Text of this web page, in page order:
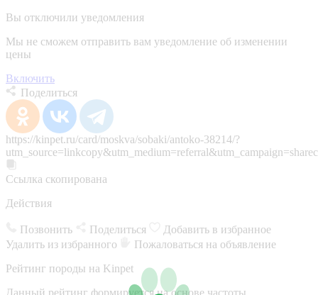
Вы отключили уведомления
Мы не сможем отправить вам уведомление об изменении
цены
Включить
Поделиться
https://kinpet.ru/card/moskva/sobaki/antoko-38214/?
Ссылка скопирована
Действия
Позвонить Поделиться
Добавить в избранное
Удалить из избранного
Пожаловаться на объявление
Рейтинг породы на Kinpet
Данный рейтинг формируется на основе частоты